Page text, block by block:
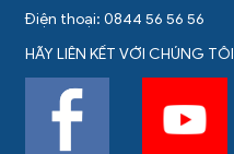
Điện thoại: 0844 56 56 56
HÃY LIÊN KẾT VỚI CHÚNG TÔI